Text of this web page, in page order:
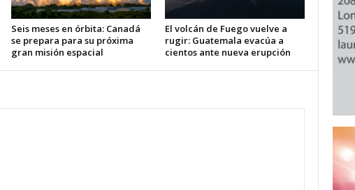
Seis meses en órbita: Canadá
se prepara para su próxima
gran misión espacial
El volcán de Fuego vuelve a
rugir: Guatemala evacúa a
cientos ante nueva erupción